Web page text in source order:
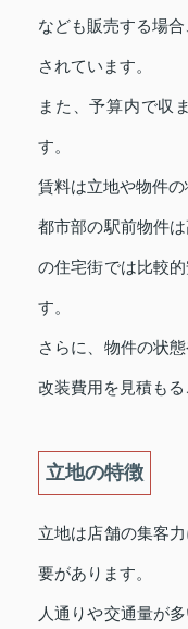
なども販売する場
されています。
また、予算内で収
す。
賃料は立地や物件の
都市部の駅前物件
の住宅街では比較
す。
さらに、物件の状
改装費用を見積もる
立地の特徴
立地は店舗の集客
要があります。
人通りや交通量が